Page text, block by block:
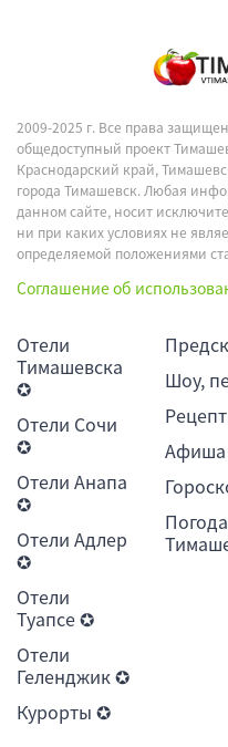
2009-2025 г. Все права
общедоступный проект
Краснодарский край,
города Тимашевск. Любая
данном сайте, носит
ни при каких условиях не
определяемой положениями
Соглашение об
Отели
Тимашевска
✪
Отели Сочи
✪
Отели Анапа
✪
Отели Адлер
✪
Отели
Туапсе ✪
Отели
Геленджик ✪
Курорты ✪
Шоу,
Афиша